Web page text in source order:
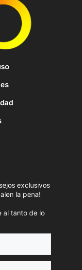
exclusivos
la pena!
al tanto de lo